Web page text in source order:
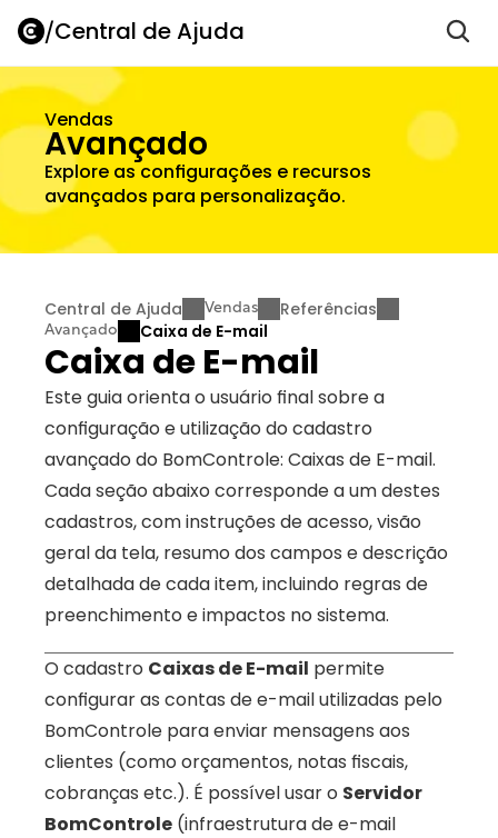
/Central de Ajuda
Vendas
Avançado
Explore as configurações e recursos
avançados para personalização.
Central de Ajuda Vendas Referências
Avançado Caixa de E-mail
Caixa de E-mail
Este guia orienta o usuário final sobre a
configuração e utilização do cadastro
avançado do BomControle: Caixas de E-mail.
Cada seção abaixo corresponde a um destes
cadastros, com instruções de acesso, visão
geral da tela, resumo dos campos e descrição
detalhada de cada item, incluindo regras de
preenchimento e impactos no sistema.
O cadastro Caixas de E-mail permite
configurar as contas de e-mail utilizadas pelo
BomControle para enviar mensagens aos
clientes (como orçamentos, notas fiscais,
cobranças etc.). É possível usar o Servidor
BomControle (infraestrutura de e-mail